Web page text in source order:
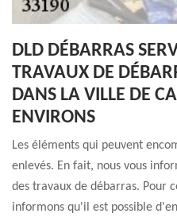
DLD DÉBARRAS
TRAVAUX DE
DANS LA VILLE DE
ENVIRONS
Les éléments qui peuvent
enlevés. En fait, nous vous
des travaux de débarras. Pour
informons qu'il est possible